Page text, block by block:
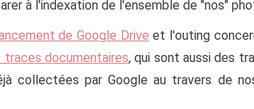
à l'indexation de l'ensemble de "nos"
de Google Drive et l'outing
documentaires, qui sont aussi des
collectées par Google au travers de